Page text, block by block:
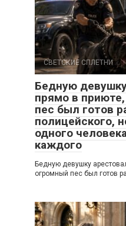
СВЕТСКИЕ СПЛЕТНИ
Бедную
прямо в
пес был готов
полицейского,
одного
каждого
Бедную девушку
огромный пес был готов